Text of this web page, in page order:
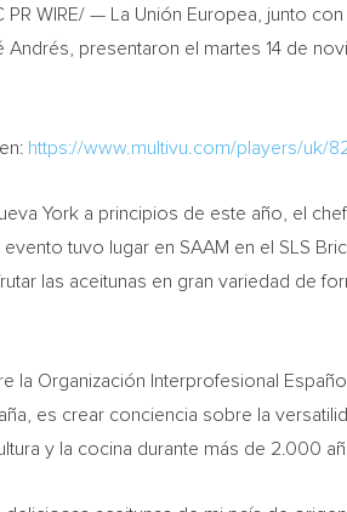
PR WIRE/ — La Unión Europea, junto
presentaron el martes 14 de
https://www.multivu.com/players/uk/
York a principios de este año, el
tuvo lugar en SAAM en el SLS
las aceitunas en gran variedad de
Organización Interprofesional
es crear conciencia sobre la
y la cocina durante más de 2.000